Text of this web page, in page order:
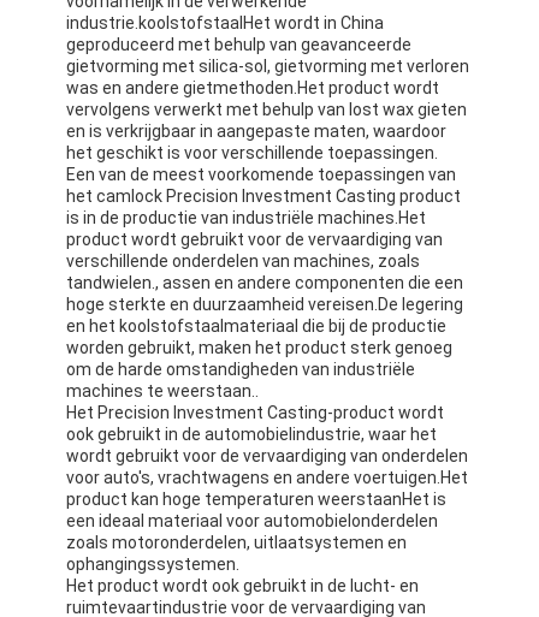
De Doekband van het aluminiumfolieglas
Folie Onder ogen gezien Kraftpapier-Document
De Doek van de aluminiumfolieglasvezel
De Band van het foliegrof linnen
De Band van de doekbuis
Tweezijdige Plakband
HUISDIEREN Plakband
Het Afgietsel van de precisieinvestering
Elektrische isolatieplaat
industrie.koolstofstaalHet wordt in China
geproduceerd met behulp van geavanceerde
gietvorming met silica-sol, gietvorming met verloren
was en andere gietmethoden.Het product wordt
vervolgens verwerkt met behulp van lost wax gieten
en is verkrijgbaar in aangepaste maten, waardoor
het geschikt is voor verschillende toepassingen.
Een van de meest voorkomende toepassingen van
het camlock Precision Investment Casting product
is in de productie van industriële machines.Het
product wordt gebruikt voor de vervaardiging van
verschillende onderdelen van machines, zoals
tandwielen., assen en andere componenten die een
hoge sterkte en duurzaamheid vereisen.De legering
en het koolstofstaalmateriaal die bij de productie
worden gebruikt, maken het product sterk genoeg
om de harde omstandigheden van industriële
machines te weerstaan..
Het Precision Investment Casting-product wordt
ook gebruikt in de automobielindustrie, waar het
wordt gebruikt voor de vervaardiging van onderdelen
voor auto's, vrachtwagens en andere voertuigen.Het
product kan hoge temperaturen weerstaanHet is
een ideaal materiaal voor automobielonderdelen
zoals motoronderdelen, uitlaatsystemen en
ophangingssystemen.
Het product wordt ook gebruikt in de lucht- en
ruimtevaartindustrie voor de vervaardiging van